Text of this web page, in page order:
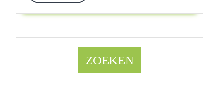
Voor
Geboren
Baby’s
ZOEKEN